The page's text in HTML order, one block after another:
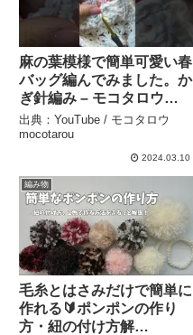
麻の葉模様で簡単可愛い春
バッグ編んでみました。か
ぎ針編み – モコタロウ
mocotarou
出典：YouTube / モコタロウ
mocotarou
2024.03.10
編み物
毛糸とはさみだけで簡単に
作れる🔰ポンポンの作り
方・紐の付け方解